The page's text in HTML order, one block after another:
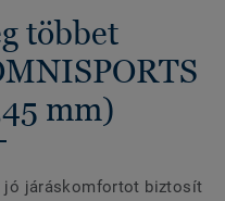
többet
mm)
jó járáskomfortot biztosít